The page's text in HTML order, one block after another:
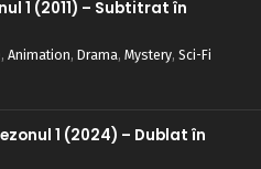
1 (2011) – Subtitrat în
, Animation, Drama, Mystery, Sci-Fi
1 (2024) – Dublat în